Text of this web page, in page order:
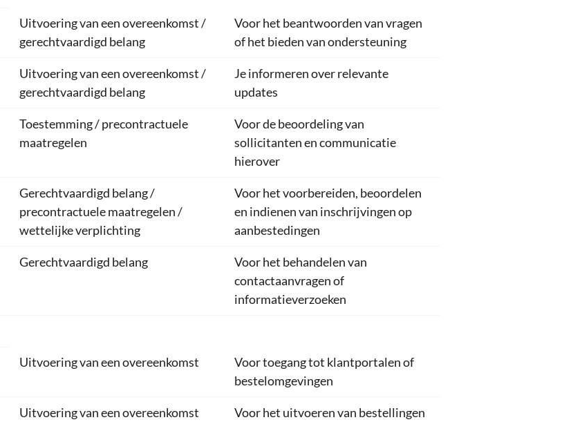
Uitvoering van een overeenkomst /
gerechtvaardigd belang
Voor het beantwoorden van vragen
of het bieden van ondersteuning
Uitvoering van een overeenkomst /
gerechtvaardigd belang
Je informeren over relevante
updates
Toestemming / precontractuele
maatregelen
Voor de beoordeling van
sollicitanten en communicatie
hierover
Gerechtvaardigd belang /
precontractuele maatregelen /
wettelijke verplichting
Voor het voorbereiden, beoordelen
en indienen van inschrijvingen op
aanbestedingen
Gerechtvaardigd belang
Voor het behandelen van
contactaanvragen of
informatieverzoeken
Uitvoering van een overeenkomst
Voor toegang tot klantportalen of
bestelomgevingen
Uitvoering van een overeenkomst
Voor het uitvoeren van bestellingen